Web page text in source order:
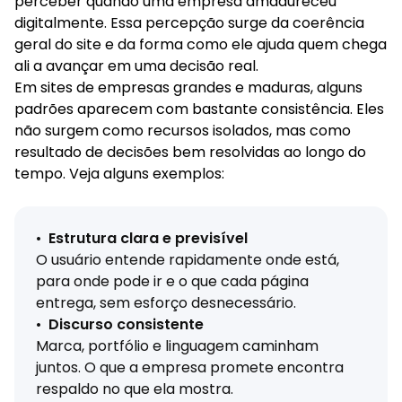
digitalmente. Essa percepção surge da coerência
geral do site e da forma como ele ajuda quem chega
ali a avançar em uma decisão real.
Em sites de empresas grandes e maduras, alguns
padrões aparecem com bastante consistência. Eles
não surgem como recursos isolados, mas como
resultado de decisões bem resolvidas ao longo do
tempo. Veja alguns exemplos:
• Estrutura clara e previsível
O usuário entende rapidamente onde está,
para onde pode ir e o que cada página
entrega, sem esforço desnecessário.
• Discurso consistente
Marca, portfólio e linguagem caminham
juntos. O que a empresa promete encontra
respaldo no que ela mostra.